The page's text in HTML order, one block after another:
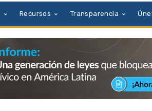
Recursos Transparencia